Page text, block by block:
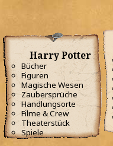
Harry Potter
Bücher
Figuren
Magische Wesen
Zaubersprüche
Handlungsorte
Filme & Crew
Theaterstück
Spiele